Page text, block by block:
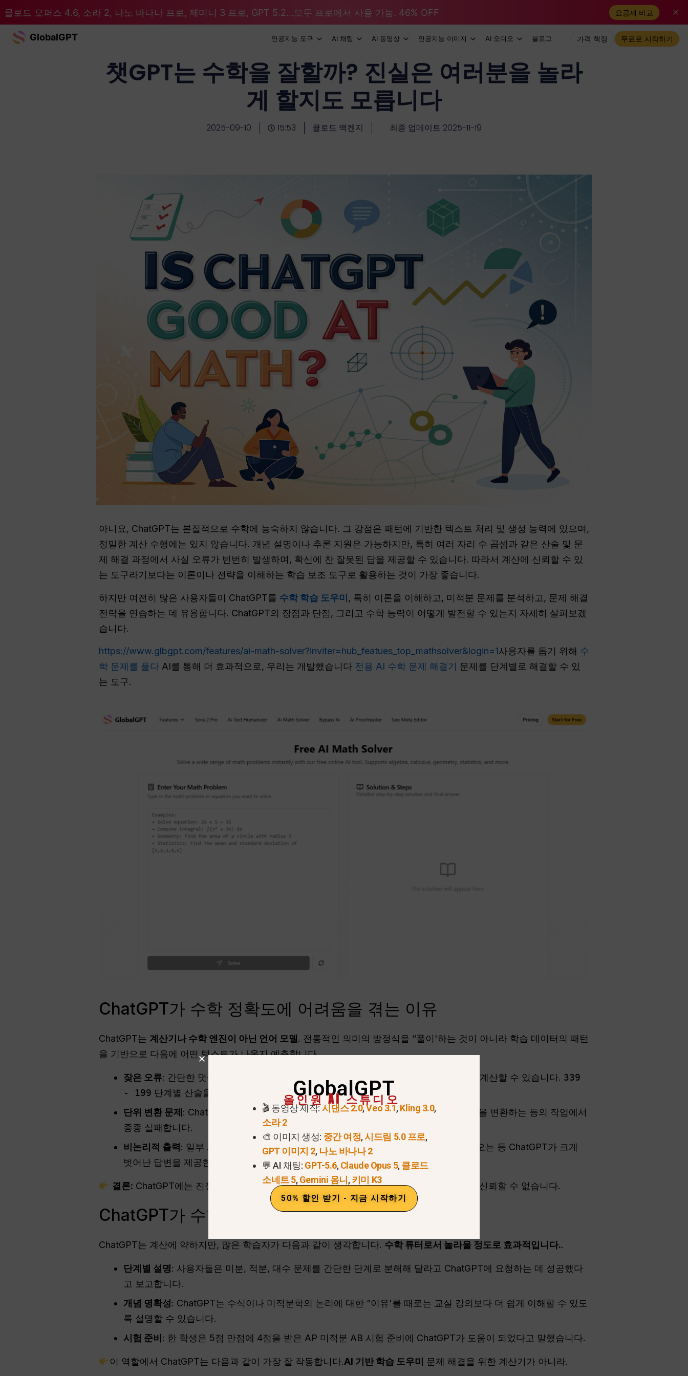
클로드 오퍼스 4.6, 소라 2, 나노 바나나 프로, 제미니 3 프로, GPT 5.2...모두 프로에서 사용 가능. 46% OFF 요금제 비교
GlobalGPT 인공지능 도구 AI 채팅 AI 동영상 인공지능 이미지 AI 오디오 블로그 가격 책정 무료로 시작하기
챗GPT는 수학을 잘할까? 진실은 여러분을 놀라
게 할지도 모릅니다
2025-09-10 15:53 클로드 맥켄지 최종 업데이트 2025-11-19
아니요, ChatGPT는 본질적으로 수학에 능숙하지 않습니다. 그 강점은 패턴에 기반한 텍스트 처리 및 생성 능력에 있으며,
정밀한 계산 수행에는 있지 않습니다. 개념 설명이나 추론 지원은 가능하지만, 특히 여러 자리 수 곱셈과 같은 산술 및 문
제 해결 과정에서 사실 오류가 빈번히 발생하며, 확신에 찬 잘못된 답을 제공할 수 있습니다. 따라서 계산에 신뢰할 수 있
는 도구라기보다는 이론이나 전략을 이해하는 학습 보조 도구로 활용하는 것이 가장 좋습니다.
하지만 여전히 많은 사용자들이 ChatGPT를 수학 학습 도우미, 특히 이론을 이해하고, 미적분 문제를 분석하고, 문제 해결
전략을 연습하는 데 유용합니다. ChatGPT의 장점과 단점, 그리고 수학 능력이 어떻게 발전할 수 있는지 자세히 살펴보겠
습니다.
https://www.glbgpt.com/features/ai-math-solver?inviter=hub_featues_top_mathsolver&login=1사용자를 돕기 위해 수
학 문제를 풀다 AI를 통해 더 효과적으로, 우리는 개발했습니다 전용 AI 수학 문제 해결기 문제를 단계별로 해결할 수 있
는 도구.
ChatGPT가 수학 정확도에 어려움을 겪는 이유
ChatGPT는 계산기나 수학 엔진이 아닌 언어 모델 . 전통적인 의미의 방정식을 “풀이'하는 것이 아니라 학습 데이터의 패턴
을 기반으로 다음에 어떤 텍스트가 나올지 예측합니다.
잦은 오류: 간단한 덧셈, 뺄셈 또는 계산도 부정확할 수 있습니다. 예를 들어 다음을 잘못 계산할 수 있습니다. 339
- 199 단계별 산술을 혼동할 수 있습니다.
단위 변환 문제 : ChatGPT는 여러 번 시도한 후에도 측정값(예: 마일을 킬로미터로 변환)을 변환하는 등의 작업에서
종종 실패합니다.
비논리적 출력 : 일부 사용자들은 정답이 한 자릿수여야 하는데도 수조 단위의 결과가 나오는 등 ChatGPT가 크게
벗어난 답변을 제공한다고 보고했습니다.
결론: ChatGPT에는 진정한 수학적 추론 엔진이 없기 때문에 정확한 숫자 계산을 하기에는 신뢰할 수 없습니다.
ChatGPT가 수학 개념 학습에 도움이 되는 방법
ChatGPT는 계산에 약하지만, 많은 학습자가 다음과 같이 생각합니다. 수학 튜터로서 놀라울 정도로 효과적입니다..
단계별 설명: 사용자들은 미분, 적분, 대수 문제를 간단한 단계로 분해해 달라고 ChatGPT에 요청하는 데 성공했다
고 보고합니다.
개념 명확성: ChatGPT는 수식이나 미적분학의 논리에 대한 “이유'를 때로는 교실 강의보다 더 쉽게 이해할 수 있도
록 설명할 수 있습니다.
시험 준비: 한 학생은 5점 만점에 4점을 받은 AP 미적분 AB 시험 준비에 ChatGPT가 도움이 되었다고 말했습니다.
이 역할에서 ChatGPT는 다음과 같이 가장 잘 작동합니다.AI 기반 학습 도우미 문제 해결을 위한 계산기가 아니라.
GlobalGPT
올인원 AI 스튜디오
🎬 동영상 제작:시댄스 2.0,Veo 3.1,Kling 3.0,
소라 2
🎨 이미지 생성: 중간 여정,시드림 5.0 프로,
GPT 이미지 2, 나노 바나나 2
💬 AI 채팅: GPT-5.6,Claude Opus 5,클로드
소네트 5,Gemini 옴니,키미 K3
50% 할인 받기 - 지금 시작하기